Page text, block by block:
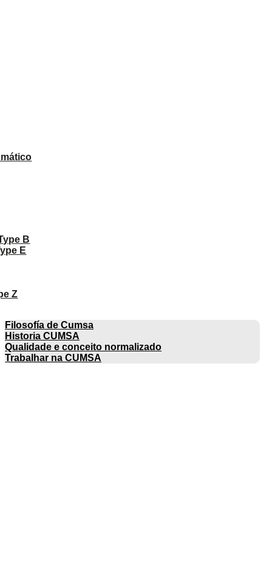
B
E
Z
Filosofía de Cumsa
Historia CUMSA
Qualidade e conceito normalizado
Trabalhar na CUMSA